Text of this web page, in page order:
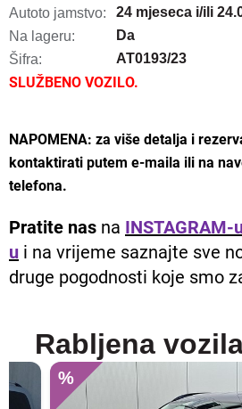
Autoto jamstvo:
24 mjeseca i/ili
Na lageru:
Da
Šifra:
AT0193/23
SLUŽBENO VOZILO.
NAPOMENA: za više detalja i
kontaktirati putem e-maila ili na
telefona.
Pratite nas na INSTAGRAM-
u i na vrijeme saznajte sve
druge pogodnosti koje smo
Rabljena
%